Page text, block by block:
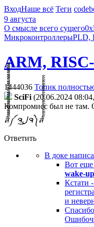
ВходНаше всё Теги
9 августа
О смысле всего сущего
МикроконтроллерыPLD,
ARM,
1444036 Топик
SciFi (20.06.2024
Компромисс был не там.
ส็็็็็็็็็็็็็็็็็็็็็็็็็༼ ຈل͜ຈ༽ส้้้้้้้้้้้้้้้้้้้้้้้
Ответить
В доке
Вот еще
wake-
Кстати
и